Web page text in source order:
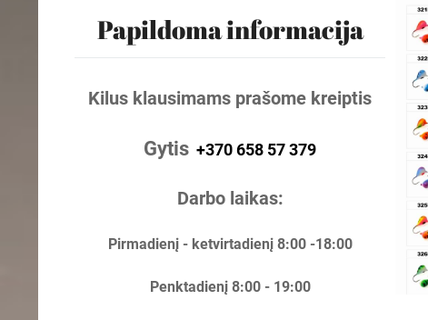
Papildoma informacija
Kilus klausimams prašome kreiptis
Gytis +370 658 57 379
Darbo laikas:
Pirmadienį - ketvirtadienį 8:00 -18:00
Penktadienį 8:00 - 19:00